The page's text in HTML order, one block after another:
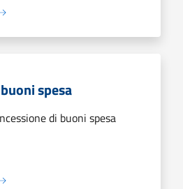
spesa
di buoni spesa